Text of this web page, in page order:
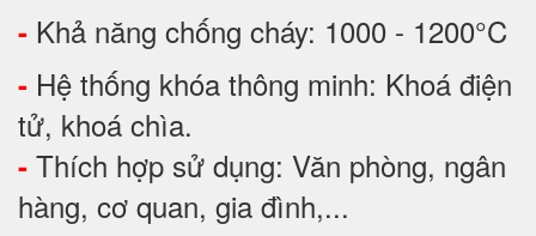
- Khả năng chống cháy: 1000 - 1200°C
- Hệ thống khóa thông minh: Khoá điện
tử, khoá chìa.
- Thích hợp sử dụng: Văn phòng, ngân
hàng, cơ quan, gia đình,...